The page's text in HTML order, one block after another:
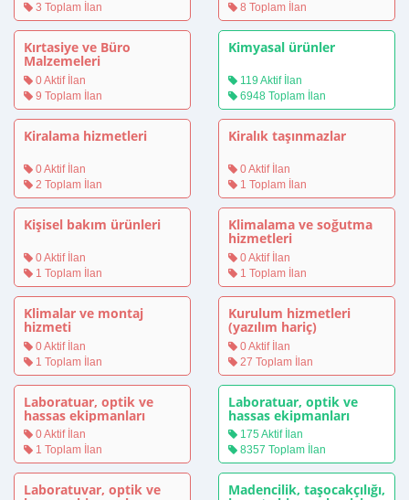
3 Toplam İlan
8 Toplam İlan
Kırtasiye ve Büro
Malzemeleri
0 Aktif İlan
9 Toplam İlan
Kimyasal ürünler
119 Aktif İlan
6948 Toplam İlan
Kiralama hizmetleri
0 Aktif İlan
2 Toplam İlan
Kiralık taşınmazlar
0 Aktif İlan
1 Toplam İlan
Kişisel bakım ürünleri
0 Aktif İlan
1 Toplam İlan
Klimalama ve soğutma
hizmetleri
0 Aktif İlan
1 Toplam İlan
Klimalar ve montaj
hizmeti
0 Aktif İlan
1 Toplam İlan
Kurulum hizmetleri
(yazılım hariç)
0 Aktif İlan
27 Toplam İlan
Laboratuar, optik ve
hassas ekipmanları
(gözlük hariç)
0 Aktif İlan
1 Toplam İlan
Laboratuar, optik ve
hassas ekipmanları
(gözlük hariç)
175 Aktif İlan
8357 Toplam İlan
Laboratuvar, optik ve Madencilik, taşocakçılığı,